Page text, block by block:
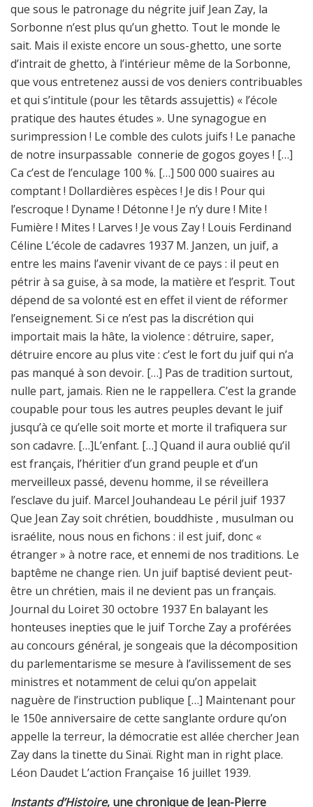
que sous le patronage du négrite juif Jean Zay, la
Sorbonne n’est plus qu’un ghetto. Tout le monde le
sait. Mais il existe encore un sous-ghetto, une sorte
d’intrait de ghetto, à l’intérieur même de la Sorbonne,
que vous entretenez aussi de vos deniers contribuables
et qui s’intitule (pour les têtards assujettis) « l’école
pratique des hautes études ». Une synagogue en
surimpression ! Le comble des culots juifs ! Le panache
de notre insurpassable connerie de gogos goyes ! […]
Ca c’est de l’enculage 100 %. […] 500 000 suaires au
comptant ! Dollardières espèces ! Je dis ! Pour qui
l’escroque ! Dyname ! Détonne ! Je n’y dure ! Mite !
Fumière ! Mites ! Larves ! Je vous Zay ! Louis Ferdinand
Céline L’école de cadavres 1937 M. Janzen, un juif, a
entre les mains l’avenir vivant de ce pays : il peut en
pétrir à sa guise, à sa mode, la matière et l’esprit. Tout
dépend de sa volonté est en effet il vient de réformer
l’enseignement. Si ce n’est pas la discrétion qui
importait mais la hâte, la violence : détruire, saper,
détruire encore au plus vite : c’est le fort du juif qui n’a
pas manqué à son devoir. […] Pas de tradition surtout,
nulle part, jamais. Rien ne le rappellera. C’est la grande
coupable pour tous les autres peuples devant le juif
jusqu’à ce qu’elle soit morte et morte il trafiquera sur
son cadavre. […]L’enfant. […] Quand il aura oublié qu’il
est français, l’héritier d’un grand peuple et d’un
merveilleux passé, devenu homme, il se réveillera
l’esclave du juif. Marcel Jouhandeau Le péril juif 1937
Que Jean Zay soit chrétien, bouddhiste , musulman ou
israélite, nous nous en fichons : il est juif, donc «
étranger » à notre race, et ennemi de nos traditions. Le
baptême ne change rien. Un juif baptisé devient peut-
être un chrétien, mais il ne devient pas un français.
Journal du Loiret 30 octobre 1937 En balayant les
honteuses inepties que le juif Torche Zay a proférées
au concours général, je songeais que la décomposition
du parlementarisme se mesure à l’avilissement de ses
ministres et notamment de celui qu’on appelait
naguère de l’instruction publique […] Maintenant pour
le 150e anniversaire de cette sanglante ordure qu’on
appelle la terreur, la démocratie est allée chercher Jean
Zay dans la tinette du Sinaï. Right man in right place.
Léon Daudet L’action Française 16 juillet 1939.
Instants d’Histoire, une chronique de Jean-Pierre